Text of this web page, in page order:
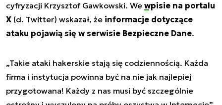
cyfryzacji Krzysztof Gawkowski. We wpisie na portalu
X (d. Twitter) wskazał, że informacje dotyczące
ataku pojawią się w serwisie Bezpieczne Dane.
„Takie ataki hakerskie stają się codziennością. Każda
firma i instytucja powinna być na nie jak najlepiej
przygotowana! Każdy z nas musi być szczególnie